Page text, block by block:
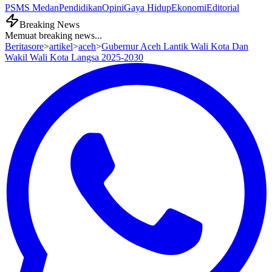
PSMS MedanPendidikanOpiniGaya HidupEkonomiEditorial
Breaking News
Memuat breaking news...
Beritasore>artikel>aceh>Gubernur Aceh Lantik Wali Kota Dan
Wakil Wali Kota Langsa 2025-2030